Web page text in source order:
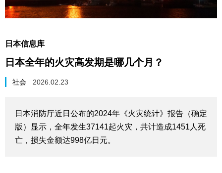
العربية
生活与旅游
深度报道
视觉日本
日本信息库
日本全年的火灾高发期是哪几个月？
社会 2026.02.23
日本消防厅近日公布的2024年《火灾统计》报告（确定
版）显示，全年发生37141起火灾，共计造成1451人死
亡，损失金额达998亿日元。